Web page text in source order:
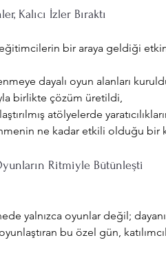
Kalıcı İzler Bıraktı
bir araya geldiği
dayalı oyun alanları
birlikte çözüm üretildi,
atölyelerde
ne kadar etkili olduğu bir
Ritmiyle Bütünleşti
yalnızca oyunlar değil;
bu özel gün,